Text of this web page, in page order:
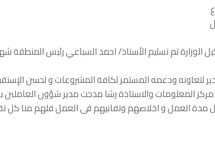
الوزارة تم تسليم الأستاذ/ احمد السباعي رئيس
لتعاونه ودعمه المستمر لكافة المشروعات و لحسن
المعلومات والاستاذة رشا مدحت مدير شؤون العاملين
العمل و اخلاصهم وتفانيهم فى العمل فلهم منا كل